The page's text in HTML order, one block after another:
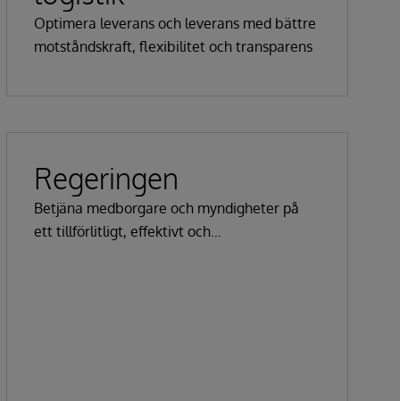
Optimera leverans och leverans med bättre
motståndskraft, flexibilitet och transparens
Regeringen
Betjäna medborgare och myndigheter på
ett tillförlitligt, effektivt och